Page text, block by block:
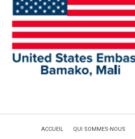
ACCUEIL QUI SOMMES-NOUS